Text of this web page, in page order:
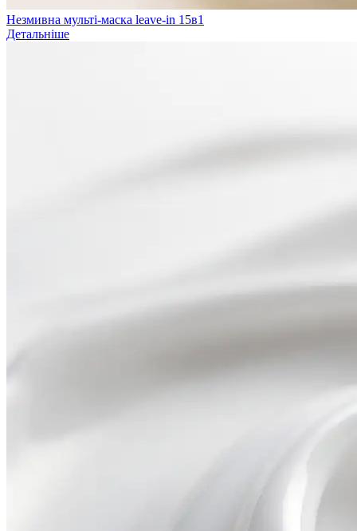
Незмивна мульті-маска leave-in 15в1
Детальніше